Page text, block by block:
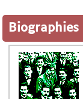
Biographies